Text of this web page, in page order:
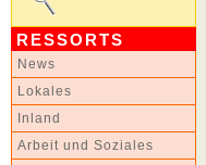
RESSORTS
News
Lokales
Inland
Arbeit und Soziales